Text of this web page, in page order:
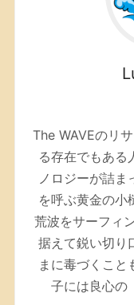
The WAVEのリ
る存在でもある
ノロジーが詰ま
を呼ぶ黄金の小
荒波をサーフィ
据えて鋭い切り
まに毒づくこと
子には良心の